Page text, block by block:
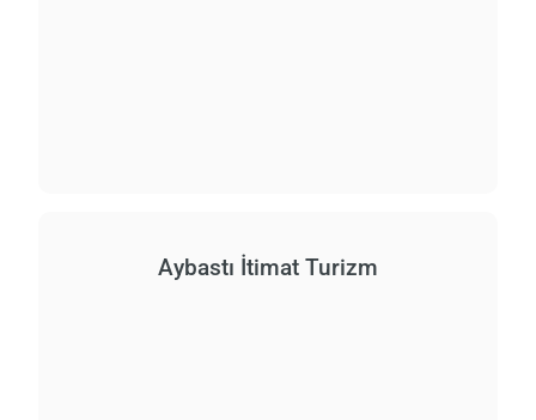
Aybastı İtimat Turizm